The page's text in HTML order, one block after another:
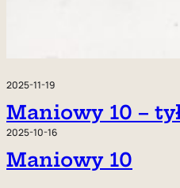
2025-11-19
Maniowy 10 –
2025-10-16
Maniowy 10